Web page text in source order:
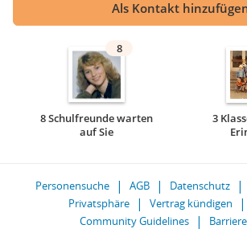
Als Kontakt
8
8 Schulfreunde warten
auf Sie
3
Personensuche AGB Datenschutz
Privatsphäre
Vertrag kündigen
Community Guidelines